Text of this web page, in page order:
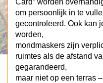
Card” worden
om persoonlijk in te
gecontroleerd. Ook kan
worden,
mondmaskers zijn
ruimtes als de afstand
gegarandeerd,
maar niet op een terras